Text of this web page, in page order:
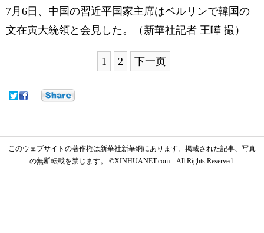
7月6日、中国の習近平国家主席はベルリンで韓国の
文在寅大統領と会見した。（新華社記者 王曄 撮）
1 2 下一页
このウェブサイトの著作権は新華社新華網にあります。掲載された記事、写真
の無断転載を禁じます。 ©XINHUANET.com All Rights Reserved.